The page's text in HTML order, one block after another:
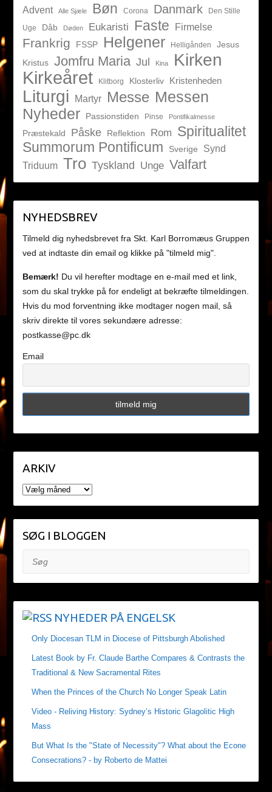
Advent Alle Sjæle Bøn Corona Danmark
Den Stille
Uge
Dåb Døden Eukaristi Faste Firmelse
Frankrig FSSP Helgener Helligånden
Jesus
Kristus Jomfru Maria Jul Kina Kirken
Kirkeåret Klitborg Klosterliv Kristenheden
Liturgi Martyr Messe Messen
Nyheder
Passionstiden Pinse Pontifikalmesse
Præstekald Påske Reflektion Rom Spiritualitet
Summorum Pontificum Sverige
Synd
Triduum Tro Tyskland Unge Valfart
NYHEDSBREV
Tilmeld dig nyhedsbrevet fra Skt. Karl Borromæus Gruppen
ved at indtaste din email og klikke på "tilmeld mig".
Bemærk! Du vil herefter modtage en e-mail med et link,
som du skal trykke på for endeligt at bekræfte tilmeldingen.
Hvis du mod forventning ikke modtager nogen mail, så
skriv direkte til vores sekundære adresse:
postkasse@pc.dk
Email
ARKIV
ARKIV
SØG I BLOGGEN
Søg
NYHEDER PÅ ENGELSK
Only Diocesan TLM in Diocese of Pittsburgh Abolished
Latest Book by Fr. Claude Barthe Compares & Contrasts the
Traditional & New Sacramental Rites
When the Princes of the Church No Longer Speak Latin
Video - Reliving History: Sydney’s Historic Glagolitic High
Mass
But What Is the "State of Necessity"? What about the Econe
Consecrations? - by Roberto de Mattei